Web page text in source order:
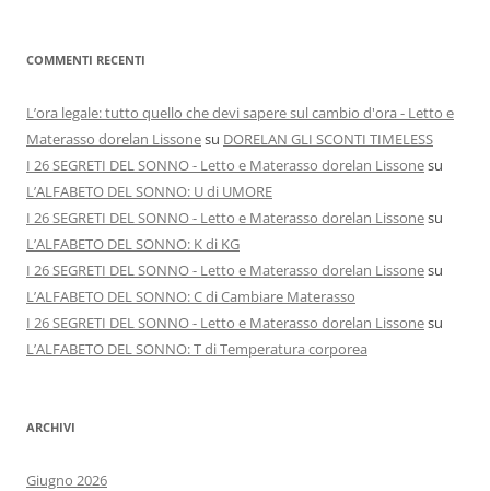
COMMENTI RECENTI
L’ora legale: tutto quello che devi sapere sul cambio d'ora - Letto e
Materasso dorelan Lissonesu DORELAN GLI SCONTI TIMELESS
I 26 SEGRETI DEL SONNO - Letto e Materasso dorelan Lissonesu
L’ALFABETO DEL SONNO: U di UMORE
I 26 SEGRETI DEL SONNO - Letto e Materasso dorelan Lissonesu
L’ALFABETO DEL SONNO: K di KG
I 26 SEGRETI DEL SONNO - Letto e Materasso dorelan Lissonesu
L’ALFABETO DEL SONNO: C di Cambiare Materasso
I 26 SEGRETI DEL SONNO - Letto e Materasso dorelan Lissonesu
L’ALFABETO DEL SONNO: T di Temperatura corporea
ARCHIVI
Giugno 2026